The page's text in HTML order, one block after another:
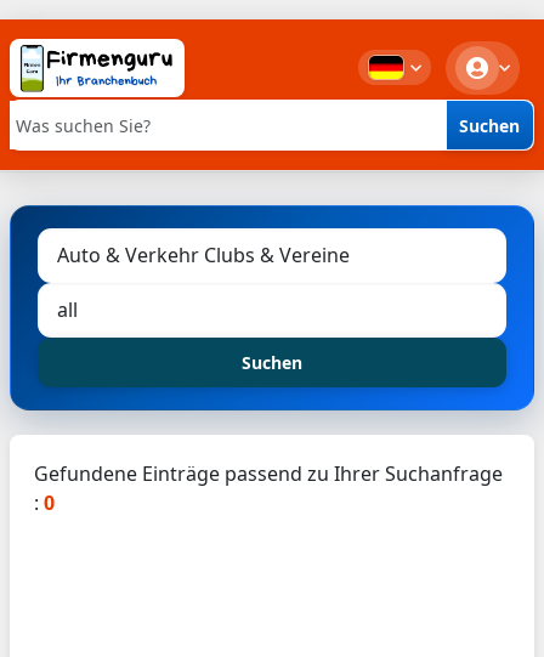
Stichwortsuche Suchen
Suchen
Gefundene Einträge passend zu Ihrer Suchanfrage
: 0